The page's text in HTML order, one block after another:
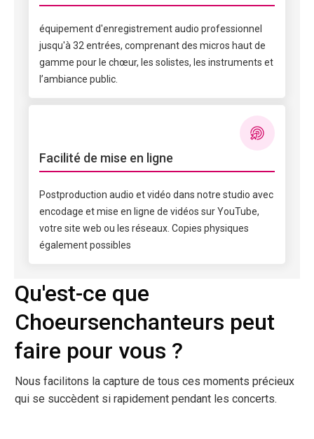
équipement d'enregistrement audio professionnel
jusqu'à 32 entrées, comprenant des micros haut de
gamme pour le chœur, les solistes, les instruments et
l’ambiance public.
Facilité de mise en ligne
Postproduction audio et vidéo dans notre studio avec
encodage et mise en ligne de vidéos sur YouTube,
votre site web ou les réseaux. Copies physiques
également possibles
Qu'est-ce que
Choeursenchanteurs peut
faire pour vous ?
Nous facilitons la capture de tous ces moments précieux
qui se succèdent si rapidement pendant les concerts.